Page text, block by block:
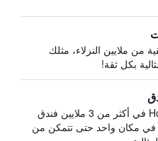
من ملايين النزلاء، مثلك
بكل ثقة!
يبحث HotelsCombined في أكثر من 3 ملايين فندق
في مكان واحد حتى تتمكن من